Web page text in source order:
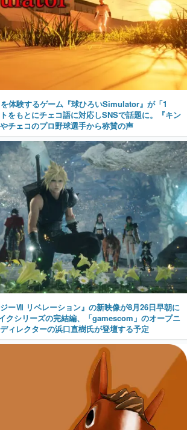
体験するゲーム『球ひろいSimulator』が「1
をもとにチェコ語に対応しSNSで話題に。『キン
チェコのプロ野球選手から称賛の声
ジーⅦ リベレーション』の新映像が8月26日早朝に
クシリーズの完結編、「gamescom」のオープニ
ィレクターの浜口直樹氏が登壇する予定